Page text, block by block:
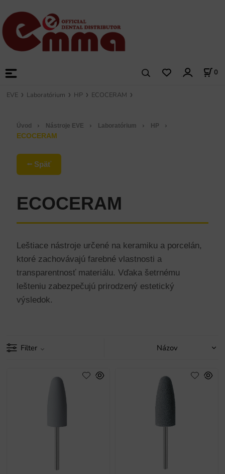
0
EVE Laboratórium HP ECOCERAM
Úvod › Nástroje EVE › Laboratórium › HP
›
ECOCERAM
⭠ Späť
ECOCERAM
Leštiace nástroje určené na keramiku a porcelán,
ktoré zachovávajú farebné vlastnosti a
transparentnosť materiálu. Vďaka šetrnému
lešteniu zabezpečujú prirodzený estetický
výsledok.
Filter